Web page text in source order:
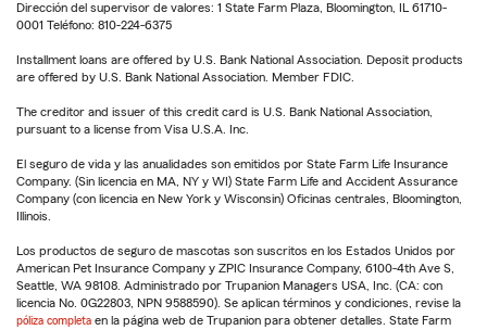
Dirección del supervisor de valores: 1 State Farm Plaza, Bloomington, IL 61710-
0001 Teléfono: 810-224-6375
Installment loans are offered by U.S. Bank National Association. Deposit products
are offered by U.S. Bank National Association. Member FDIC.
The creditor and issuer of this credit card is U.S. Bank National Association,
pursuant to a license from Visa U.S.A. Inc.
El seguro de vida y las anualidades son emitidos por State Farm Life Insurance
Company. (Sin licencia en MA, NY y WI) State Farm Life and Accident Assurance
Company (con licencia en New York y Wisconsin) Oficinas centrales, Bloomington,
Illinois.
Los productos de seguro de mascotas son suscritos en los Estados Unidos por
American Pet Insurance Company y ZPIC Insurance Company, 6100-4th Ave S,
Seattle, WA 98108. Administrado por Trupanion Managers USA, Inc. (CA: con
licencia No. 0G22803, NPN 9588590). Se aplican términos y condiciones, revise la
póliza completa en la página web de Trupanion para obtener detalles. State Farm